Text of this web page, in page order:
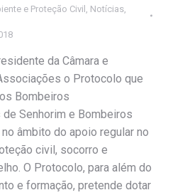
e Proteção Civil Notícias
da Câmara e
o Protocolo que
Bombeiros
Senhorim e Bombeiros
âmbito do apoio regular no
civil, socorro e
O Protocolo, para além do
e formação, pretende dotar